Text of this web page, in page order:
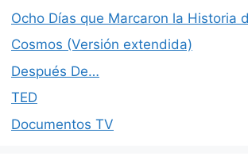
Ocho Días que Marcaron la Historia
Cosmos (Versión extendida)
Después De…
TED
Documentos TV